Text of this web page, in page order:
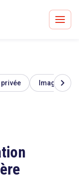
privée Image &
chevron_right